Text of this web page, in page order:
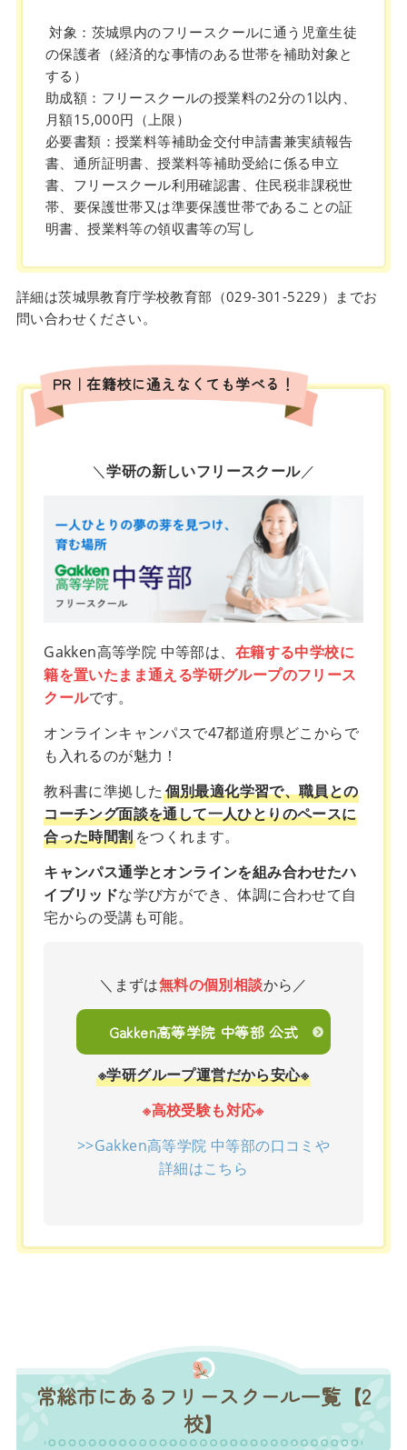
対象：茨城県内のフリースクールに通う児童生徒
の保護者（経済的な事情のある世帯を補助対象と
する）
助成額：フリースクールの授業料の2分の1以内、
月額15,000円（上限）
必要書類：授業料等補助金交付申請書兼実績報告
書、通所証明書、授業料等補助受給に係る申立
書、フリースクール利用確認書、住民税非課税世
帯、要保護世帯又は準要保護世帯であることの証
明書、授業料等の領収書等の写し
詳細は茨城県教育庁学校教育部（029-301-5229）までお
問い合わせください。
PR｜在籍校に通えなくても学べる！
＼学研の新しいフリースクール／
Gakken高等学院 中等部は、 在籍する中学校に
籍を置いたまま通える学研グループのフリース
クールです。
オンラインキャンパスで47都道府県どこからで
も入れるのが魅力！
教科書に準拠した 個別最適化学習で、職員との
コーチング面談を通して一人ひとりのペースに
合った時間割をつくれます。
キャンパス通学とオンラインを組み合わせたハ
イブリッドな学び方ができ、体調に合わせて自
宅からの受講も可能。
＼まずは無料の個別相談から／
Gakken高等学院 中等部 公式
※学研グループ運営だから安心※
※高校受験も対応※
>>Gakken高等学院 中等部の口コミや
詳細はこちら
常総市にあるフリースクール一覧【2
校】